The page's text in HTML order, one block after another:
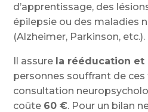
d’apprentissage, des
épilepsie ou des maladies
(Alzheimer, Parkinson, etc.).
Il assure la rééducation et
personnes souffrant de ces
consultation
coûte 60€. Pour un bilan